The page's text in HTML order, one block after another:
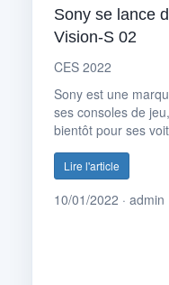
Sony se lance
Vision-S 02
CES 2022
Sony est une
ses consoles de
bientôt pour ses
Lire l'article
10/01/2022 · admin